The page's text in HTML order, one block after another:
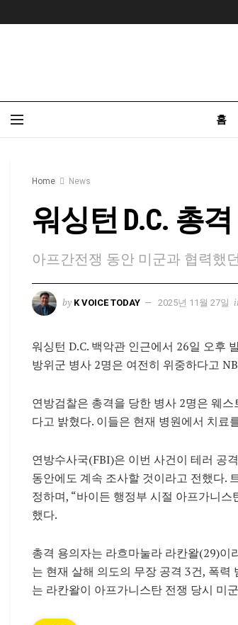
홈
Home News
워싱턴 D.C. 총
아프간전쟁 동안 미군과 협력했
by K VOICE TODAY 2025년 11월 27일
워싱턴 D.C. 백악관 인근에서 26일 오후
방위군 병사 2명은 여전히 위중하다고
연방검찰은 총격을 당한 병사 2명은 웨
다고 밝혔다. 이들은 현재 병원에서 치료
연방수사국(FBI)은 이번 사건이 테러 공
동안에도 계속 조사할 것이라고 전했다.
정하며, “바이든 행정부 시절 아프가니
했다.
총격 용의자는 라흐마눌라 라칸왈(29)이
는 현재 살해 의도의 무장 공격 3건, 폭
는 라칸왈이 아프가니스탄 전쟁 당시 미